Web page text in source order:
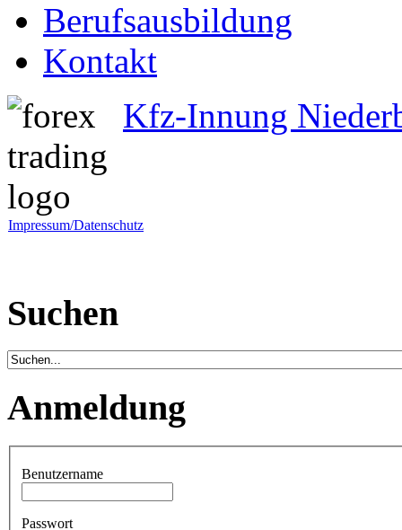
Berufsausbildung
Kontakt
Kfz-Innung
Impressum/Datenschutz
Suchen
Anmeldung
Benutzername
Passwort